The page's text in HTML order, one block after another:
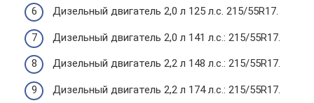
Дизельный двигатель 2,0 л 125 л.с. 215/55R17.
Дизельный двигатель 2,0 л 141 л.с.: 215/55R17.
Дизельный двигатель 2,2 л 148 л.с.: 215/55R17.
Дизельный двигатель 2,2 л 174 л.с.: 215/55R17.